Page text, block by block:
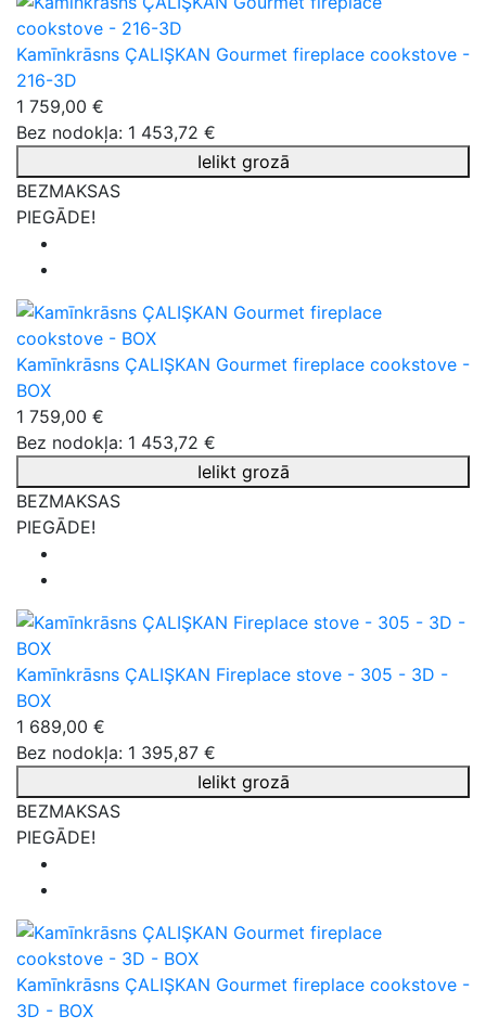
Kamīnkrāsns ÇALIŞKAN Gourmet fireplace cookstove -
216-3D
1 759,00 €
Bez nodokļa: 1 453,72 €
Ielikt grozā
BEZMAKSAS
PIEGĀDE!
Kamīnkrāsns ÇALIŞKAN Gourmet fireplace cookstove -
BOX
1 759,00 €
Bez nodokļa: 1 453,72 €
Ielikt grozā
BEZMAKSAS
PIEGĀDE!
Kamīnkrāsns ÇALIŞKAN Fireplace stove - 305 - 3D -
BOX
1 689,00 €
Bez nodokļa: 1 395,87 €
Ielikt grozā
BEZMAKSAS
PIEGĀDE!
Kamīnkrāsns ÇALIŞKAN Gourmet fireplace cookstove -
3D - BOX